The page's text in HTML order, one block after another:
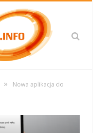
»
Nowa aplikacja do